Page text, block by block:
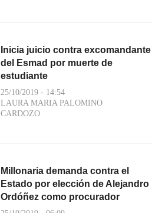
Inicia juicio contra excomandante
del Esmad por muerte de
estudiante
25/10/2019 - 14:54
LAURA MARIA PALOMINO
CARDOZO
Millonaria demanda contra el
Estado por elección de Alejandro
Ordóñez como procurador